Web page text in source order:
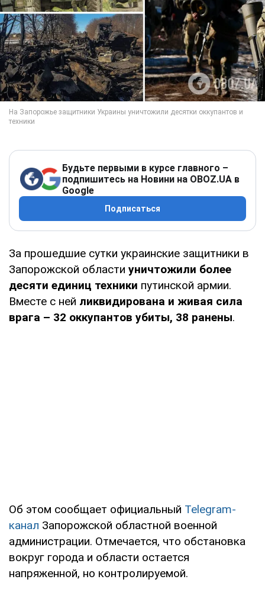
Будьте первыми в курсе главного –
подпишитесь на Новини на OBOZ.UA в
Google
Подписаться
За прошедшие сутки украинские защитники в
Запорожской области уничтожили более
десяти единиц техники путинской армии.
Вместе с ней ликвидирована и живая сила
врага – 32 оккупантов убиты, 38 ранены.
Об этом сообщает официальный Telegram-
канал Запорожской областной военной
администрации. Отмечается, что обстановка
вокруг города и области остается
напряженной, но контролируемой.